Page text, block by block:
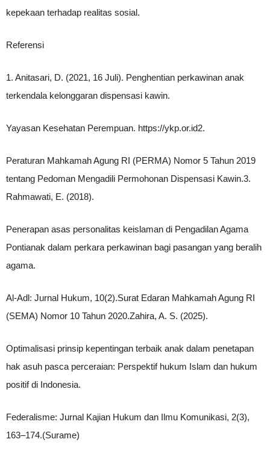
kepekaan terhadap realitas sosial.
Referensi
1. Anitasari, D. (2021, 16 Juli). Penghentian perkawinan anak
terkendala kelonggaran dispensasi kawin.
Yayasan Kesehatan Perempuan. https://ykp.or.id2.
Peraturan Mahkamah Agung RI (PERMA) Nomor 5 Tahun 2019
tentang Pedoman Mengadili Permohonan Dispensasi Kawin.3.
Rahmawati, E. (2018).
Penerapan asas personalitas keislaman di Pengadilan Agama
Pontianak dalam perkara perkawinan bagi pasangan yang beralih
agama.
Al-Adl: Jurnal Hukum, 10(2).Surat Edaran Mahkamah Agung RI
(SEMA) Nomor 10 Tahun 2020.Zahira, A. S. (2025).
Optimalisasi prinsip kepentingan terbaik anak dalam penetapan
hak asuh pasca perceraian: Perspektif hukum Islam dan hukum
positif di Indonesia.
Federalisme: Jurnal Kajian Hukum dan Ilmu Komunikasi, 2(3),
163–174.(Surame)